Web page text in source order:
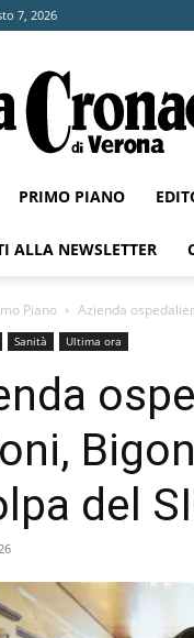
7, 2026
Cronaca
di
Verona
PRIMO PIANO
ALLA NEWSLETTER
Piano Azienda
Sanità Ultima ora
del